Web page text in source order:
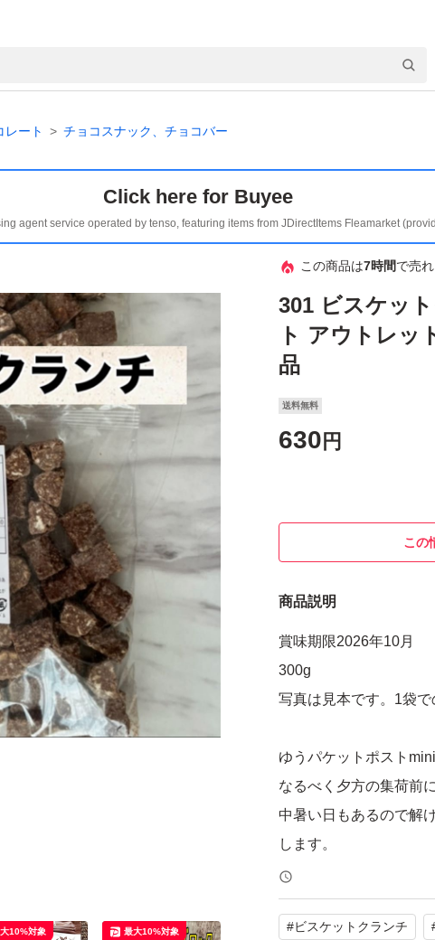
レート チョコスナック、チョコバー
Click here for Buyee
agent service operated by tenso, featuring items from JDirectItems Fleamarket
この商品は7時間で売
301 ビスケッ
ト アウトレッ
品
送料無料
630 円
この
商品説明
賞味期限2026年10月
300g
写真は見本です。1袋で
ゆうパケットポスト
なるべく夕方の集荷前
中暑い日もあるので解
します。
厚みがギリギリのため
ます。
アウトレット品ですが
#ビスケットクランチ
10%対象 最大10%対象